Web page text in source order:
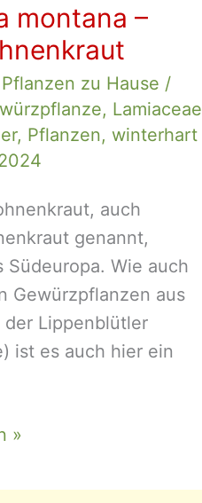
montana –
Pflanzen zu Hause /
, Lamiaceae
, Pflanzen, winterhart
auch
genannt,
Südeuropa. Wie auch
Gewürzpflanzen aus
der Lippenblütler
ist es auch hier ein
»